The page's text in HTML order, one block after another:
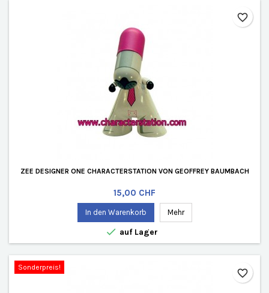
ZEE DESIGNER ONE CHARACTERSTATION VON GEOFFREY BAUMBACH
Preis
15,00 CHF
In den Warenkorb Mehr
 auf Lager
favorite_border
Sonderpreis! favorite_border